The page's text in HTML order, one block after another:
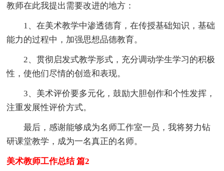
教师在此我提出需要改进的地方：
1、在美术教学中渗透德育，在传授基础知识，基础
能力的过程中，加强思想品德教育。
2、贯彻启发式教学形式，充分调动学生学习的积极
性，使他们尽情的创造和表现。
3、美术评价要多元化，鼓励大胆创作和个性发挥，
注重发展性评价方式。
最后，感谢能够成为名师工作室一员，我将努力钻
研课堂教学，成为一名真正的名师。
美术教师工作总结 篇2